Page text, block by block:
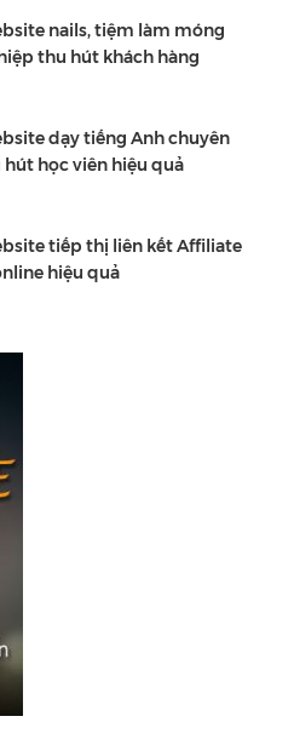
nails, tiệm làm móng
thu hút khách hàng
dạy tiếng Anh chuyên
học viên hiệu quả
tiếp thị liên kết Affiliate
hiệu quả